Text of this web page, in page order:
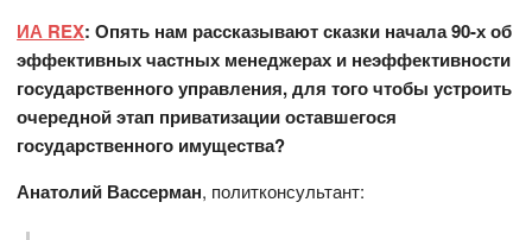
ИА REX: Опять нам рассказывают сказки начала 90-х об
эффективных частных менеджерах и неэффективности
государственного управления, для того чтобы устроить
очередной этап приватизации оставшегося
государственного имущества?
Анатолий Вассерман, политконсультант: